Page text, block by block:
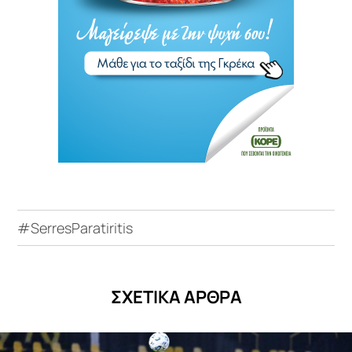
#SerresParatiritis
ΣΧΕΤΙΚΑ ΑΡΘΡΑ